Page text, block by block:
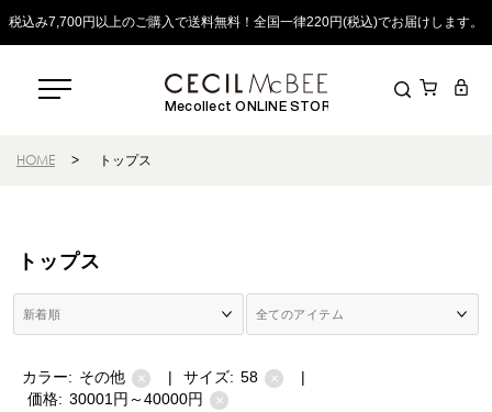
税込み7,700円以上のご購入で送料無料！全国一律220円(税込)でお届けします。
Mecollect ONLINE STORE
HOME > トップス
トップス
カラー: その他 × | サイズ: 58 ×
|
価格: 30001円～40000円 ×